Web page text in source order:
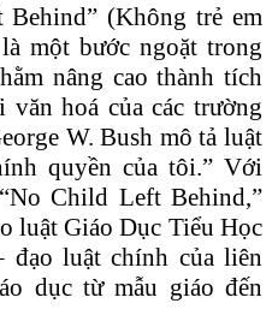
(Không trẻ em
một bước ngoặt trong
nâng cao thành tích
hoá của các trường
W. Bush mô tả luật
quyền của tôi.” Với
Child Left Behind,”
luật Giáo Dục Tiểu Học
đạo luật chính của liên
dục từ mẫu giáo đến